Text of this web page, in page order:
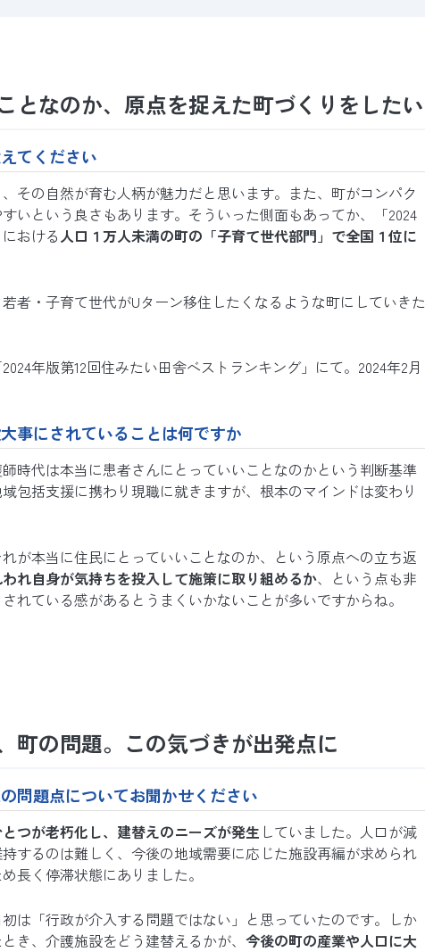
となのか、原点を捉えた町づくりをしたい
てください
その自然が育む人柄が魅力だと思います。また、町がコンパク
いという良さもあります。そういった側面もあってか、「2024
おける人口１万人未満の町の 「子育て世代部門」で全国１位に
者・子育て世代がUターン移住したくなるような町にしていきた
年版第12回住みたい田舎ベストランキング」にて。2024年2月
事にされていることは何ですか
時代は本当に患者さんにとっていいことなのかという判断基準
包括支援に携わり現職に就きますが、根本のマインドは変わり
が本当に住民にとっていいことなのか、という原点への立ち返
れ自身が気持ちを投入して施策に取り組めるか、という点も非
れている感があるとうまくいかないことが多いですからね。
町の問題。この気づきが出発点に
問題点についてお聞かせください
つが老朽化し、建替えのニーズが発生 していました。人口が減
するのは難しく、今後の地域需要に応じた施設再編が求められ
長く停滞状態にありました。
は「行政が介入する問題ではない」と思っていたのです。しか
き、介護施設をどう建替えるかが、 今後の町の産業や人口に大